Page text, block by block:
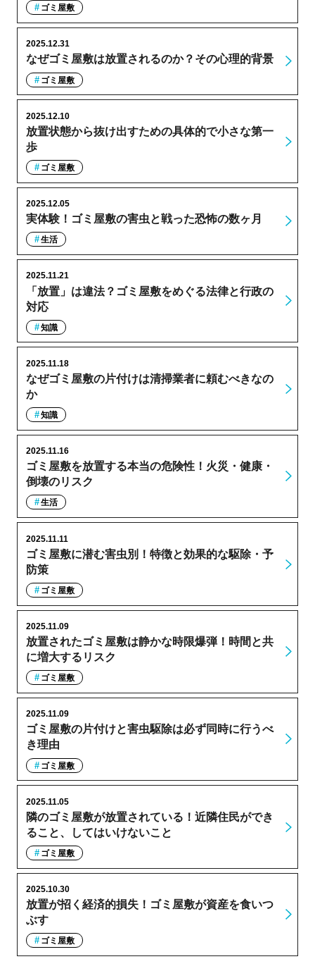
ゴミ屋敷
なぜゴミ屋敷は放置されるのか？その心理的背景
2025.12.31
ゴミ屋敷
放置状態から抜け出すための具体的で小さな第一
歩
2025.12.10
ゴミ屋敷
実体験！ゴミ屋敷の害虫と戦った恐怖の数ヶ月
2025.12.05
生活
「放置」は違法？ゴミ屋敷をめぐる法律と行政の
対応
2025.11.21
知識
なぜゴミ屋敷の片付けは清掃業者に頼むべきなの
か
2025.11.18
知識
ゴミ屋敷を放置する本当の危険性！火災・健康・
倒壊のリスク
2025.11.16
生活
ゴミ屋敷に潜む害虫別！特徴と効果的な駆除・予
防策
2025.11.11
ゴミ屋敷
放置されたゴミ屋敷は静かな時限爆弾！時間と共
に増大するリスク
2025.11.09
ゴミ屋敷
ゴミ屋敷の片付けと害虫駆除は必ず同時に行うべ
き理由
2025.11.09
ゴミ屋敷
隣のゴミ屋敷が放置されている！近隣住民ができ
ること、してはいけないこと
2025.11.05
ゴミ屋敷
放置が招く経済的損失！ゴミ屋敷が資産を食いつ
ぶす
2025.10.30
ゴミ屋敷